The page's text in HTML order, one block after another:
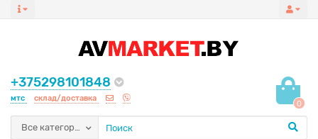
+375298101848
мтс склад/доставка
0
Все категории